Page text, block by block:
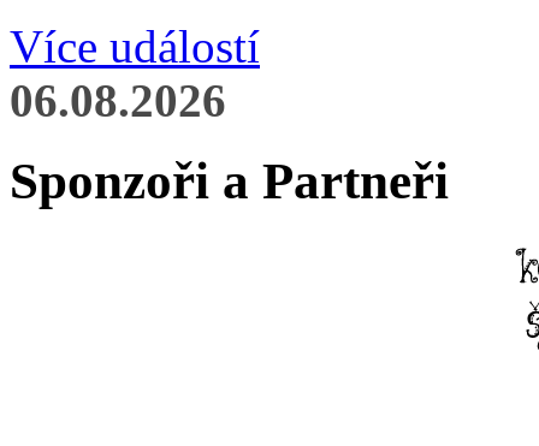
Více událostí
06.08.2026
Sponzoři a Partneři